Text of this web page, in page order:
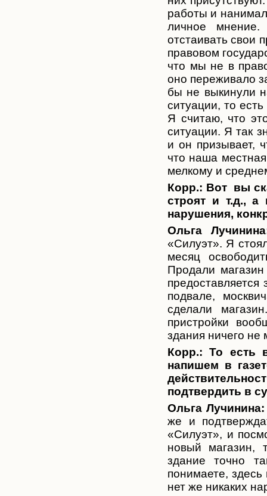
работы и
личное
отстаивать свои
правовом
что мы не в
оно переживало
бы не выкинули
ситуации, то
Я считаю, что
ситуации. Я так
и он призывает,
что наша
мелкому и
Корр.: Вот вы
строят и т.д., а
нарушения,
Ольга
«Силуэт». Я
месяц
Продали
подвале,
сделали
пристройки
здания ничего не
Корр.: То есть
напишем в
подтвердить в
Ольга Лучинина:
же и
«Силуэт», и
новый магазин,
здание точно
понимаете, здесь
нет же никаких